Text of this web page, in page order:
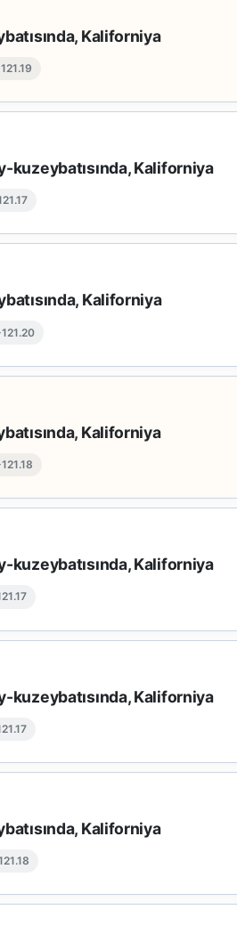
Kaliforniya
kuzeybatısında, Kaliforniya
Kaliforniya
Kaliforniya
kuzeybatısında, Kaliforniya
kuzeybatısında, Kaliforniya
Kaliforniya